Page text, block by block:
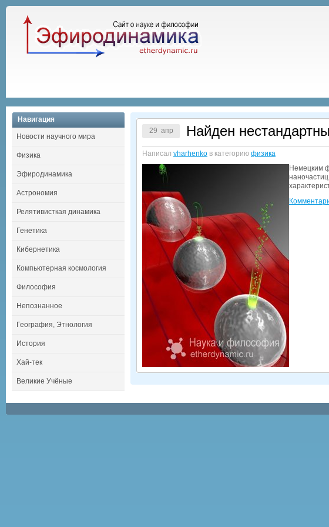
Навигация
Новости научного мира
Физика
Эфиродинамика
Астрономия
Релятивисткая динамика
Генетика
Кибернетика
Компьютерная космология
Философия
Непознанное
География, Этнология
История
Хай-тек
Великие Учёные
29 апр Найден
Написал vharhenko в категорию физика
Немецким